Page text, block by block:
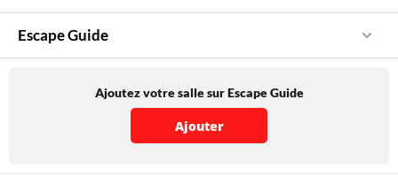
Escape Guide
Ajoutez votre salle sur Escape Guide
Ajouter